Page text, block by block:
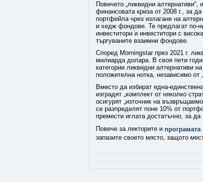
Повечето „ликвидни
финансовата криза от 2008 г., за
портфейла чрез излагане на
и хедж фондове. Те предлагат по-
инвеститори и инвеститори с
търгуваните взаимни фондове.
Според Morningstar през 2021 г.
милиарда долара. В своя пети
категории ликвидни алтернативи
положителна нотка, независимо от
Вместо да избират една-
изградят „комплект от няколко
осигурят „източник на
се разпределят поне 10% от
премести иглата достатъчно, за
Повече за лекторите и програмата
запазите своето място, защото